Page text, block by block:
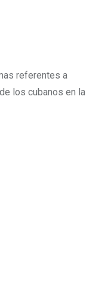
referentes a
los cubanos en la